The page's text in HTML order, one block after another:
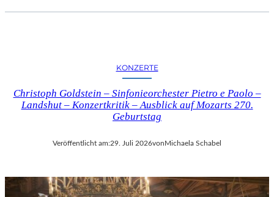
KONZERTE
Christoph Goldstein – Sinfonieorchester Pietro e Paolo –
Landshut – Konzertkritik – Ausblick auf Mozarts 270.
Geburtstag
Veröffentlicht am:29. Juli 2026von Michaela Schabel